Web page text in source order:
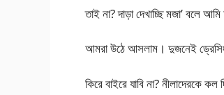
তাই না? দাড়া দেখাচ্ছি মজা’ বলে
আমরা উঠে আসলাম। দুজনেই
কিরে বাইরে যাবি না?